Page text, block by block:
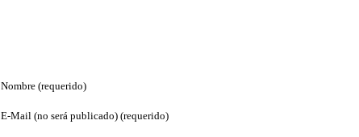
Nombre (requerido)
E-Mail (no será publicado) (requerido)